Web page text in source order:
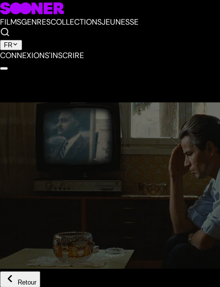
FILMSGENRESCOLLECTIONSJEUNESSE
FR
CONNEXIONS'INSCRIRE
Retour